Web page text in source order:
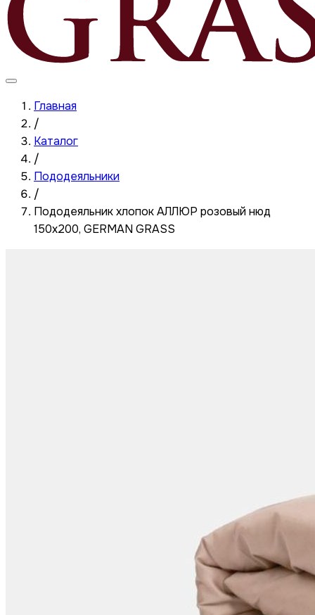
Главная
/
Каталог
/
Пододеяльники
/
Пододеяльник хлопок АЛЛЮР розовый нюд
150x200, GERMAN GRASS